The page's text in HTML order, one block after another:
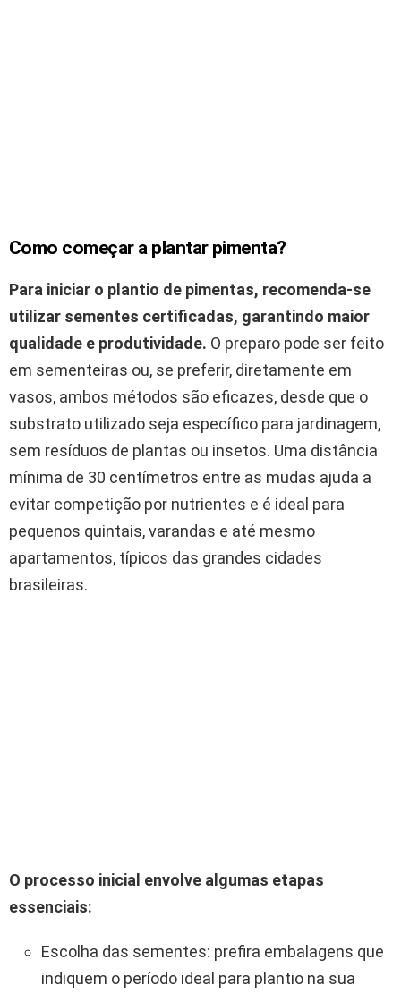
Como começar a plantar pimenta?
Para iniciar o plantio de pimentas, recomenda-se
utilizar sementes certificadas, garantindo maior
qualidade e produtividade. O preparo pode ser feito
em sementeiras ou, se preferir, diretamente em
vasos, ambos métodos são eficazes, desde que o
substrato utilizado seja específico para jardinagem,
sem resíduos de plantas ou insetos. Uma distância
mínima de 30 centímetros entre as mudas ajuda a
evitar competição por nutrientes e é ideal para
pequenos quintais, varandas e até mesmo
apartamentos, típicos das grandes cidades
brasileiras.
O processo inicial envolve algumas etapas
essenciais:
Escolha das sementes: prefira embalagens que
indiquem o período ideal para plantio na sua